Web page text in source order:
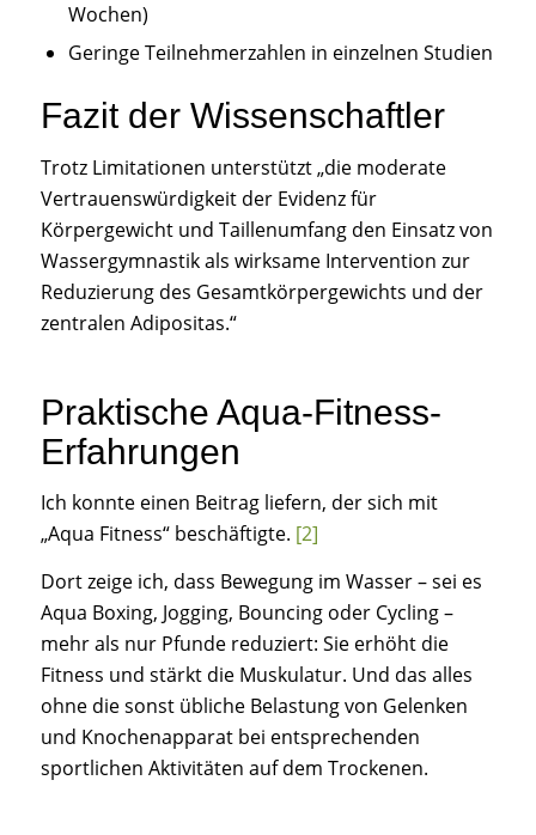
Wochen)
Geringe Teilnehmerzahlen in einzelnen Studien
Fazit der Wissenschaftler
Trotz Limitationen unterstützt „die moderate
Vertrauenswürdigkeit der Evidenz für
Körpergewicht und Taillenumfang den Einsatz von
Wassergymnastik als wirksame Intervention zur
Reduzierung des Gesamtkörpergewichts und der
zentralen Adipositas.“
Praktische Aqua-Fitness-
Erfahrungen
Ich konnte einen Beitrag liefern, der sich mit
„Aqua Fitness“ beschäftigte. [2]
Dort zeige ich, dass Bewegung im Wasser – sei es
Aqua Boxing, Jogging, Bouncing oder Cycling –
mehr als nur Pfunde reduziert: Sie erhöht die
Fitness und stärkt die Muskulatur. Und das alles
ohne die sonst übliche Belastung von Gelenken
und Knochenapparat bei entsprechenden
sportlichen Aktivitäten auf dem Trockenen.